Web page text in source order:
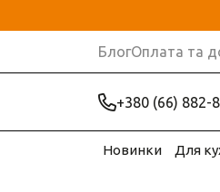
БлогОплата та
+380 (66) 882-
Новинки Для